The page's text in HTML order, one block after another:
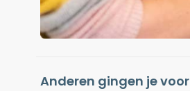
Anderen gingen je voor